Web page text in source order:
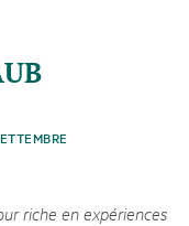
riche en expériences